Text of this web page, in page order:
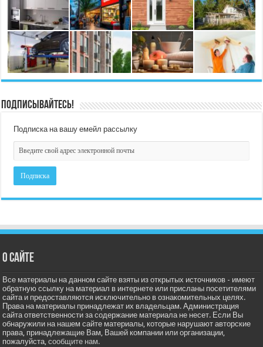
Подписывайтесь!
Подписка на вашу емейл рассылку
О сайте
Все материалы на данном сайте взяты из открытых источников - имеют
обратную ссылку на материал в интернете или присланы посетителями
сайта и предоставляются исключительно в ознакомительных целях.
Права на материалы принадлежат их владельцам. Администрация
сайта ответственности за содержание материала не несет. Если Вы
обнаружили на нашем сайте материалы, которые нарушают авторские
права, принадлежащие Вам, Вашей компании или организации,
пожалуйста,сообщите нам.